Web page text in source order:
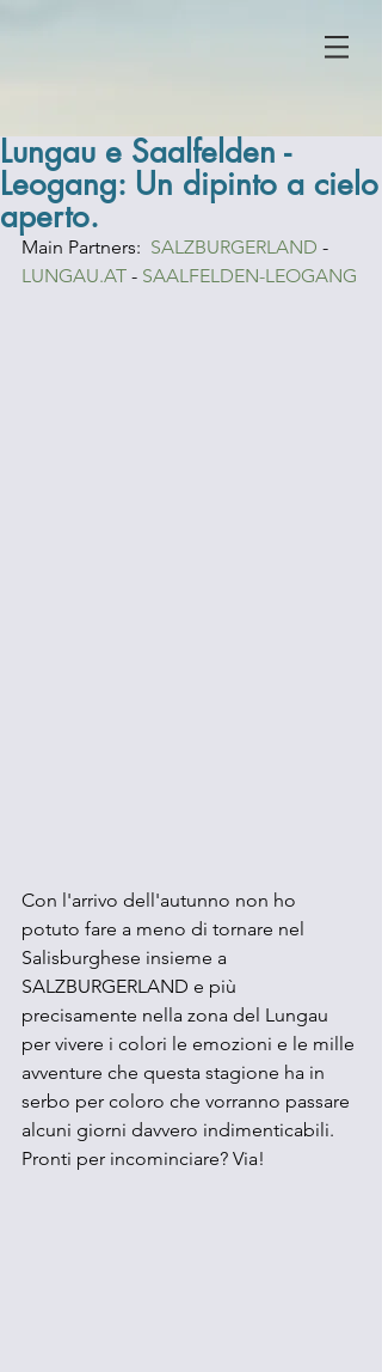
Lungau e Saalfelden -
Leogang: Un dipinto a cielo
aperto.
Main Partners: SALZBURGERLAND -
LUNGAU.AT - SAALFELDEN-LEOGANG
Con l'arrivo dell'autunno non ho
potuto fare a meno di tornare nel
Salisburghese insieme a
SALZBURGERLAND e più
precisamente nella zona del Lungau
per vivere i colori le emozioni e le mille
avventure che questa stagione ha in
serbo per coloro che vorranno passare
alcuni giorni davvero indimenticabili.
Pronti per incominciare? Via!